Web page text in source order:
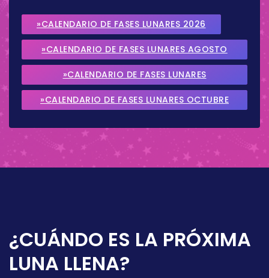
»CALENDARIO DE FASES LUNARES 2026
»CALENDARIO DE FASES LUNARES AGOSTO
2026
»CALENDARIO DE FASES LUNARES
SEPTIEMBRE 2026
»CALENDARIO DE FASES LUNARES OCTUBRE
¿CUÁNDO ES LA PRÓXIMA
LUNA LLENA?